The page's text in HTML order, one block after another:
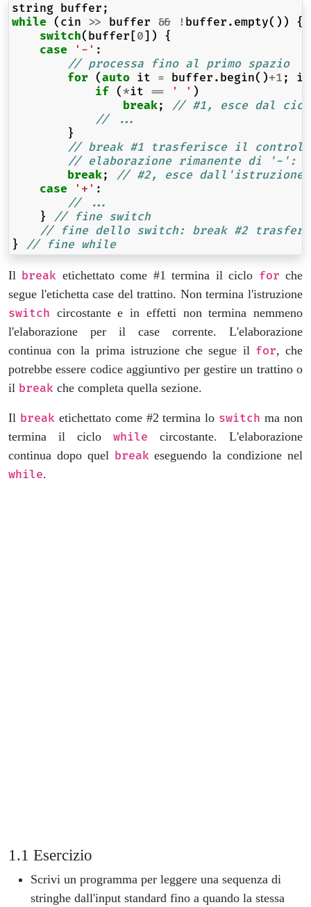
string buffer ;
while ( cin >> buffer && ! buffer . empty())
{
switch( buffer [0])
{
case
'-' :
// processa fino al primo spazio
for (auto it = buffer . begin()+1 ;
it
if (*it == ' ' )
break;
// #1, esce dal
// ...
}
// break #1 trasferisce il
// elaborazione rimanente di '-':
break;
// #2, esce dall'istruzione
case
'+' :
// ...
}
// fine switch
// fine dello switch: break #2
}
// fine while
Il break etichettato come #1 termina il ciclo for che
segue l'etichetta case del trattino. Non termina l'istruzione
switch circostante e in effetti non termina nemmeno
l'elaborazione per il case corrente. L'elaborazione
continua con la prima istruzione che segue il for, che
potrebbe essere codice aggiuntivo per gestire un trattino o
il break che completa quella sezione.
Il break etichettato come #2 termina lo switch ma non
termina il ciclo while circostante. L'elaborazione
continua dopo quel break eseguendo la condizione nel
while.
Esercizio
Scrivi un programma per leggere una sequenza di
stringhe dall'input standard fino a quando la stessa